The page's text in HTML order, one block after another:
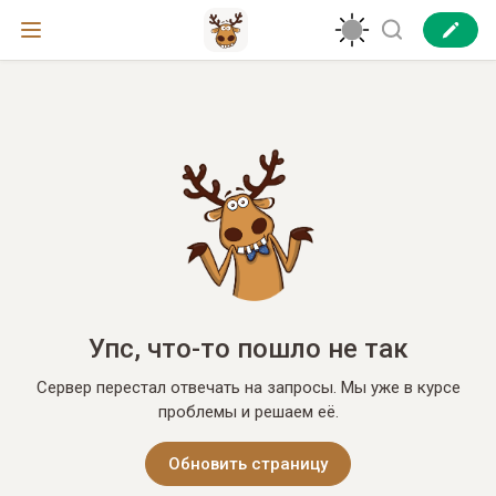
Упс, что-то пошло не так
Сервер перестал отвечать на запросы. Мы уже в курсе
проблемы и решаем её.
Обновить страницу